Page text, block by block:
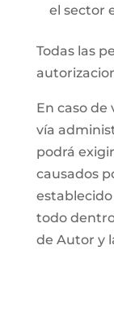
el sector
Todas las
En caso de
vía
podrá
causados
todo
de Autor y